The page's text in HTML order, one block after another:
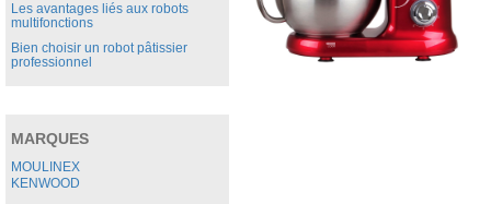
Les avantages liés aux robots
multifonctions
Bien choisir un robot pâtissier
professionnel
MARQUES
MOULINEX
KENWOOD